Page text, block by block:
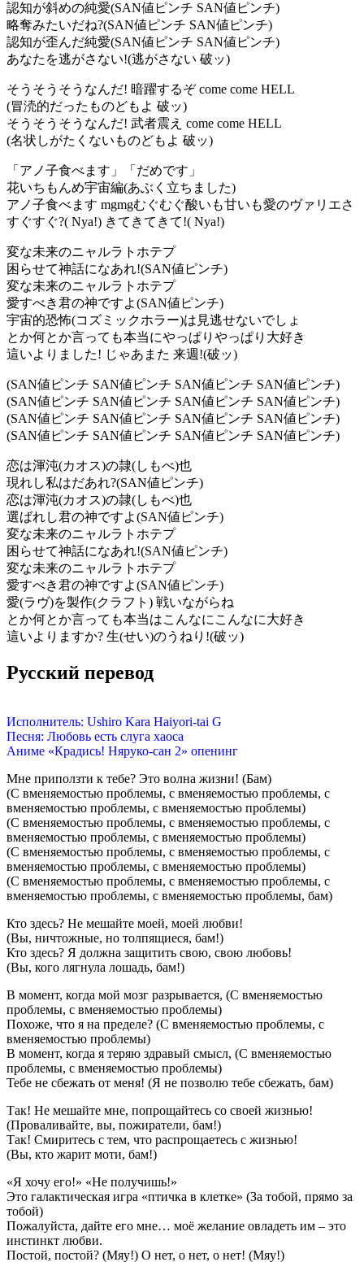
認知が斜めの純愛(SAN値ピンチ SAN値ピンチ)
略奪みたいだね?(SAN値ピンチ SAN値ピンチ)
認知が歪んだ純愛(SAN値ピンチ SAN値ピンチ)
あなたを逃がさない!(逃がさない 破ッ)
そうそうそうなんだ! 暗躍するぞ come come HELL
(冒涜的だったものどもよ 破ッ)
そうそうそうなんだ! 武者震え come come HELL
(名状しがたくないものどもよ 破ッ)
「アノ子食べます」「だめです」
花いちもんめ宇宙編(あぶく立ちました)
アノ子食べます mgmgむぐむぐ酸いも甘いも愛のヴァリエさ
すぐすぐ?( Nya!) きてきてきて!( Nya!)
変な未来のニャルラトホテプ
困らせて神話になあれ!(SAN値ピンチ)
変な未来のニャルラトホテプ
愛すべき君の神ですよ(SAN値ピンチ)
宇宙的恐怖(コズミックホラー)は見逃せないでしょ
とか何とか言っても本当にやっぱりやっぱり大好き
這いよりました! じゃあまた 来週!(破ッ)
(SAN値ピンチ SAN値ピンチ SAN値ピンチ SAN値ピンチ)
(SAN値ピンチ SAN値ピンチ SAN値ピンチ SAN値ピンチ)
(SAN値ピンチ SAN値ピンチ SAN値ピンチ SAN値ピンチ)
(SAN値ピンチ SAN値ピンチ SAN値ピンチ SAN値ピンチ)
恋は渾沌(カオス)の隷(しもべ)也
現れし私はだあれ?(SAN値ピンチ)
恋は渾沌(カオス)の隷(しもべ)也
選ばれし君の神ですよ(SAN値ピンチ)
変な未来のニャルラトホテプ
困らせて神話になあれ!(SAN値ピンチ)
変な未来のニャルラトホテプ
愛すべき君の神ですよ(SAN値ピンチ)
愛(ラヴ)を製作(クラフト) 戦いながらね
とか何とか言っても本当はこんなにこんなに大好き
這いよりますか? 生(せい)のうねり!(破ッ)
Русский перевод
Исполнитель: Ushiro Kara Haiyori-tai G
Песня: Любовь есть слуга хаоса
Аниме «Крадись! Няруко-сан 2» опенинг
Мне приползти к тебе? Это волна жизни! (Бам)
(С вменяемостью проблемы, с вменяемостью проблемы, с
вменяемостью проблемы, с вменяемостью проблемы)
(С вменяемостью проблемы, с вменяемостью проблемы, с
вменяемостью проблемы, с вменяемостью проблемы)
(С вменяемостью проблемы, с вменяемостью проблемы, с
вменяемостью проблемы, с вменяемостью проблемы)
(С вменяемостью проблемы, с вменяемостью проблемы, с
вменяемостью проблемы, с вменяемостью проблемы, бам)
Кто здесь? Не мешайте моей, моей любви!
(Вы, ничтожные, но толпящиеся, бам!)
Кто здесь? Я должна защитить свою, свою любовь!
(Вы, кого лягнула лошадь, бам!)
В момент, когда мой мозг разрывается, (С вменяемостью
проблемы, с вменяемостью проблемы)
Похоже, что я на пределе? (С вменяемостью проблемы, с
вменяемостью проблемы)
В момент, когда я теряю здравый смысл, (С вменяемостью
проблемы, с вменяемостью проблемы)
Тебе не сбежать от меня! (Я не позволю тебе сбежать, бам)
Так! Не мешайте мне, попрощайтесь со своей жизнью!
(Проваливайте, вы, пожиратели, бам!)
Так! Смиритесь с тем, что распрощаетесь с жизнью!
(Вы, кто жарит моти, бам!)
«Я хочу его!» «Не получишь!»
Это галактическая игра «птичка в клетке» (За тобой, прямо за
тобой)
Пожалуйста, дайте его мне… моё желание овладеть им – это
инстинкт любви.
Постой, постой? (Мяу!) О нет, о нет, о нет! (Мяу!)